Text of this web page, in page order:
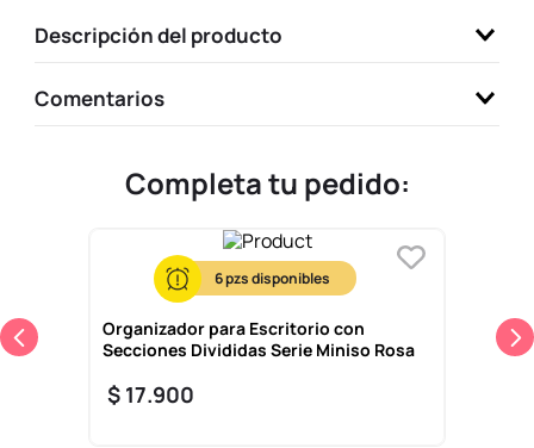
Descripción del producto
Comentarios
Completa tu pedido:
6
Organizador para Escritorio con
Secciones Divididas Serie Miniso Rosa
$ 17.900
9.
one piece